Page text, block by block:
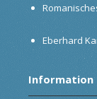
Eberhard
Information